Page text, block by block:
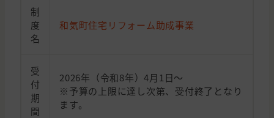
制
度
名
和気町住宅リフォーム助成事業
受
付
期
間
2026年（令和8年）4月1日～
※予算の上限に達し次第、受付終了となり
ます。